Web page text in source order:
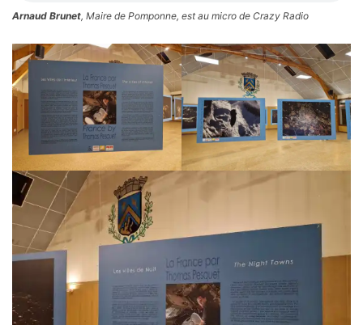
Arnaud Brunet, Maire de Pomponne, est au micro de Crazy Radio